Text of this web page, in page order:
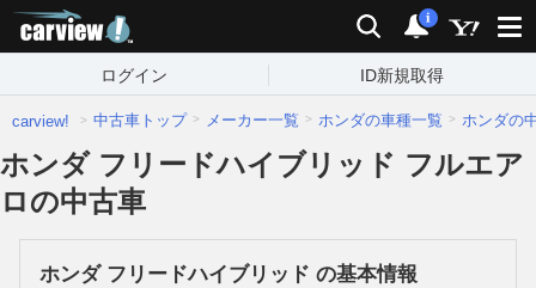
検索 通知
i
ログイン ID新規取得
carview! 中古車トップ メーカー一覧 ホンダの車種一覧 ホンダの
ホンダ フリードハイブリッド フルエア
ロの中古車
ホンダ フリードハイブリッド の基本情報